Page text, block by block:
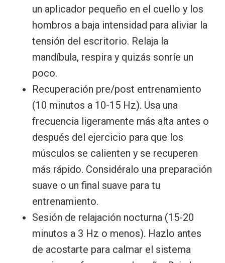
un aplicador pequeño en el cuello y los
hombros a baja intensidad para aliviar la
tensión del escritorio. Relaja la
mandíbula, respira y quizás sonríe un
poco.
Recuperación pre/post entrenamiento
(10 minutos a 10-15 Hz). Usa una
frecuencia ligeramente más alta antes o
después del ejercicio para que los
músculos se calienten y se recuperen
más rápido. Considéralo una preparación
suave o un final suave para tu
entrenamiento.
Sesión de relajación nocturna (15-20
minutos a 3 Hz o menos). Hazlo antes
de acostarte para calmar el sistema